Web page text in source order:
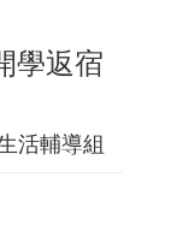
學返宿
活輔導組